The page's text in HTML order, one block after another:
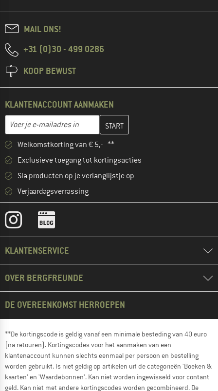
MAIL ONS!
+31 (0)30 - 499 0286
KOOP BEWUST
KLANTENACCOUNT AANMAKEN
E-mailadres
Vul je e-mailadres hier in en maak in de volgende stap je
Welkomstkorting van € 5,- **
Exclusieve toegang tot kortingsacties
Sla producten op je verlanglijstje op
Verjaardagsverrassing
KLANTENSERVICE
OVER BERGFREUNDE
DE OVEREENKOMST HERROEPEN
**De kortingscode is geldig vanaf een minimale besteding van 40 euro
(na retouren). Kortingscodes voor het aanmaken van een
klantenaccount kunnen slechts eenmaal per persoon en bestelling
worden gebruikt. Is niet geldig op artikelen uit de categorieën 'Boeken &
kaarten' en 'Waardebonnen'. Kan niet worden ingewisseld voor contant
geld. Kan niet met andere kortingscodes worden gecombineerd. De